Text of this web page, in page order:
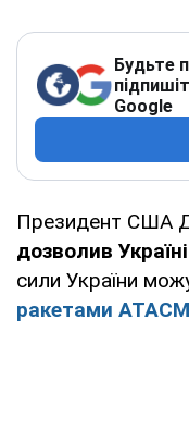
Будьте
Google
Президент США
дозволив
сили України
ракетами